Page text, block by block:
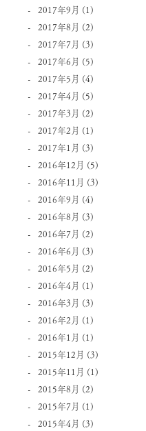
2017年9月 (1)
2017年8月 (2)
2017年7月 (3)
2017年6月 (5)
2017年5月 (4)
2017年4月 (5)
2017年3月 (2)
2017年2月 (1)
2017年1月 (3)
2016年12月 (5)
2016年11月 (3)
2016年9月 (4)
2016年8月 (3)
2016年7月 (2)
2016年6月 (3)
2016年5月 (2)
2016年4月 (1)
2016年3月 (3)
2016年2月 (1)
2016年1月 (1)
2015年12月 (3)
2015年11月 (1)
2015年8月 (2)
2015年7月 (1)
2015年4月 (3)